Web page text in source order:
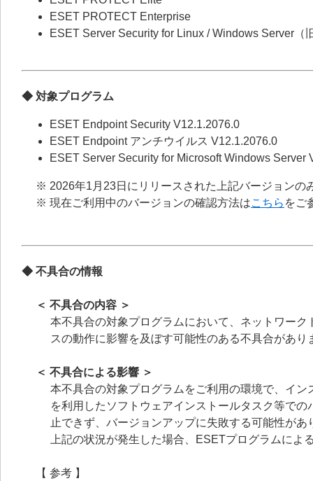
ESET PROTECT Enterprise
ESET Server Security for Linux / Windows Server
◆ 対象プログラム
ESET Endpoint Security V12.1.2076.0
ESET Endpoint アンチウイルス V12.1.2076.0
ESET Server Security for Microsoft Windows Server
※ 2026年1月23日にリリースされた上記バージョンの
※ 現在ご利用中のバージョンの確認方法はこちら をご
◆ 不具合の情報
＜ 不具合の内容 ＞
本不具合の対象プログラムにおいて、ネットワー
スの動作に影響を及ぼす可能性のある不具合があり
＜ 不具合による影響 ＞
本不具合の対象プログラムをご利用の環境で、イ
を利用したソフトウェアインストールタスク等で
止できず、バージョンアップに失敗する可能性があ
上記の状況が発生した場合、ESETプログラムに
【 参考 】